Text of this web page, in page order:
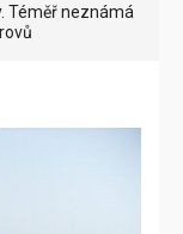
Téměř neznámá